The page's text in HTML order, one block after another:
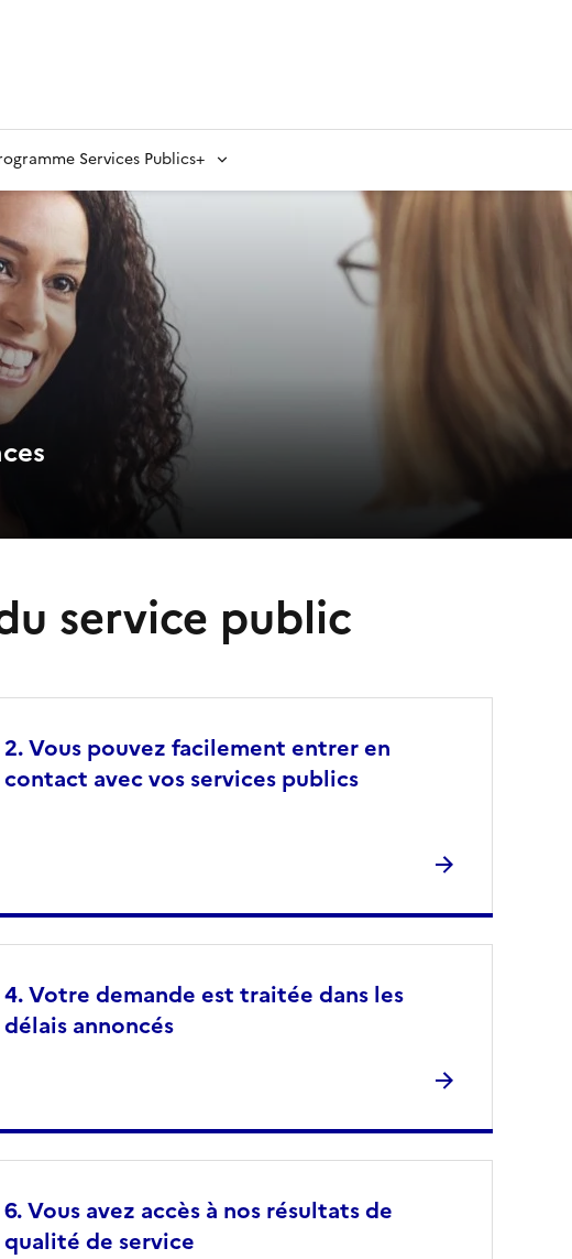
Services Publics+
service public
Vous pouvez facilement entrer en
contact avec vos services publics
Votre demande est traitée dans les
délais annoncés
Vous avez accès à nos résultats de
qualité de service